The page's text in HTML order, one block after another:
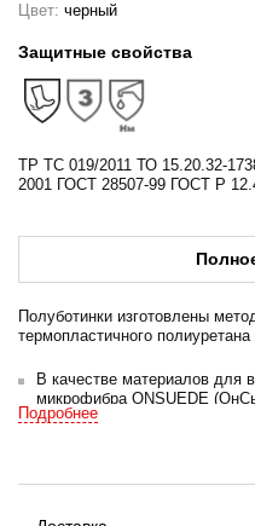
Цвет: черный
Защитные свойства
ТР ТС 019/2011 ТО 15.20.32-
2001 ГОСТ 28507-99 ГОСТ Р
Полуботинки изготовлены
термопластичного полиуретана
В качестве материалов для
микрофибра ONSUEDE
водоотталкивающего
Подробнее